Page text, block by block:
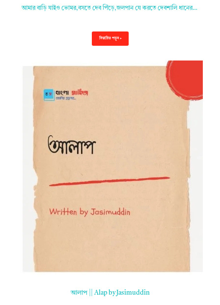
আমার বাড়ি যাইও ভোমর,বসতে দেব পিঁড়ে,জলপান যে করতে দেবশালি ধানের…
বিস্তারিত পড়ুন »
আলাপ || Alap by Jasimuddin